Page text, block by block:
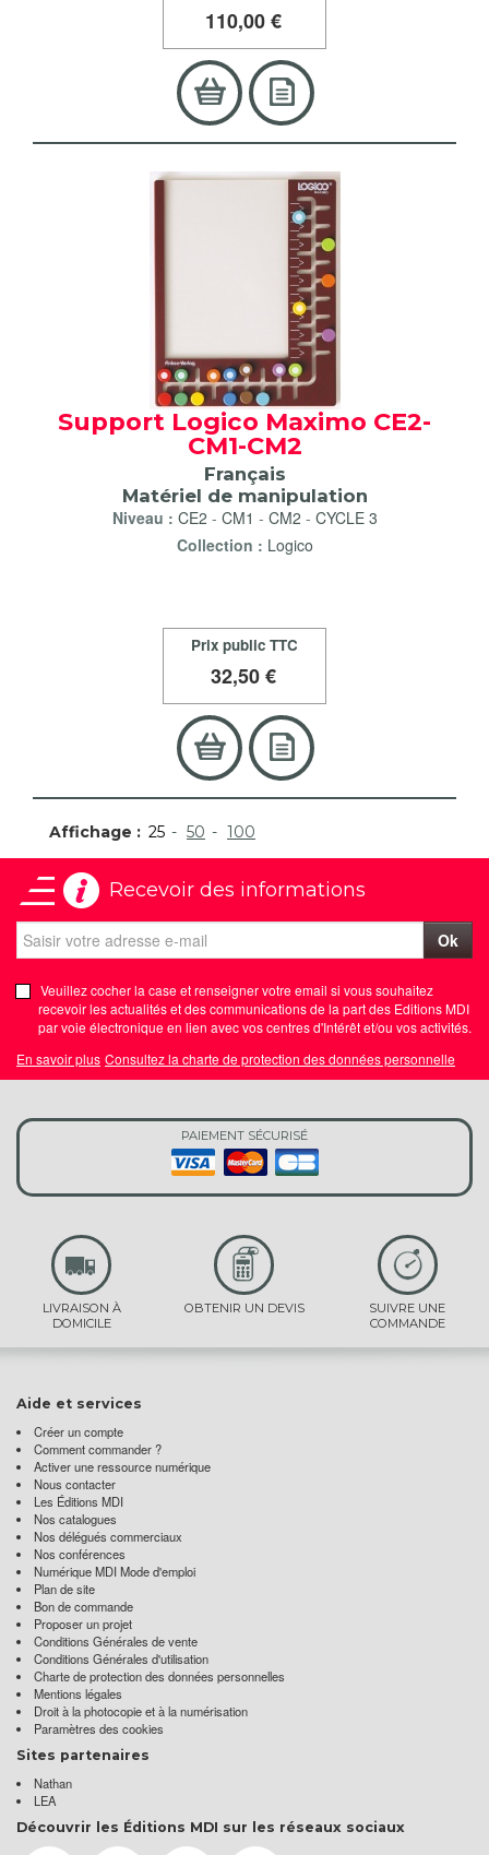
110,00 €
Support Logico Maximo CE2-
CM1-CM2
Français
Matériel de manipulation
Niveau : CE2 - CM1 - CM2 - CYCLE 3
Collection : Logico
Prix public TTC
32,50 €
Affichage : 25 50 100
Recevoir des informations
Ok
Veuillez cocher la case et renseigner votre email si vous souhaitez
recevoir les actualités et des communications de la part des Editions MDI
par voie électronique en lien avec vos centres d'Intérêt et/ou vos activités.
En savoir plus Consultez la charte de protection des données personnelle
PAIEMENT SÉCURISÉ
LIVRAISON À
DOMICILE
OBTENIR UN DEVIS
SUIVRE UNE
COMMANDE
Aide et services
Créer un compte
Comment commander ?
Activer une ressource numérique
Nous contacter
Les Éditions MDI
Nos catalogues
Nos délégués commerciaux
Nos conférences
Numérique MDI Mode d'emploi
Plan de site
Bon de commande
Proposer un projet
Conditions Générales de vente
Conditions Générales d'utilisation
Charte de protection des données personnelles
Mentions légales
Droit à la photocopie et à la numérisation
Paramètres des cookies
Sites partenaires
Nathan
LEA
Découvrir les Éditions MDI sur les réseaux sociaux